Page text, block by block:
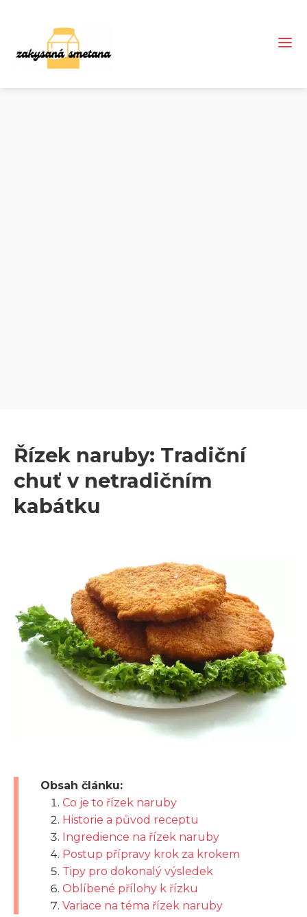
Řízek naruby: Tradiční
chuť v netradičním
kabátku
Obsah článku:
Co je to řízek naruby
Historie a původ receptu
Ingredience na řízek naruby
Postup přípravy krok za krokem
Tipy pro dokonalý výsledek
Oblíbené přílohy k řízku
Variace na téma řízek naruby